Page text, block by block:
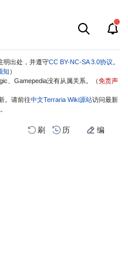
明出处，并遵守CC BY-NC-SA 3.0协议
知 ）
、Gamepedia没有从属关系。（免责声
。请前往中文Terraria Wiki源站访问最新
刷 历 编